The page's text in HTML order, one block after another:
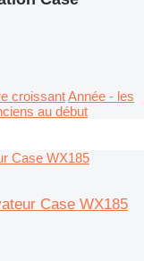
croissantAnnée - les
au début
Case WX185